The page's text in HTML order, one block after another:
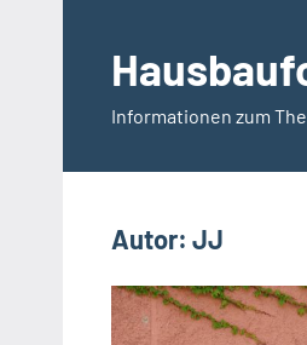
springen
Informationen zum
Autor: JJ